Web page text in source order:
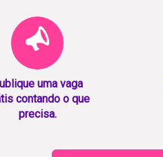
uma vaga
contando o que
precisa.